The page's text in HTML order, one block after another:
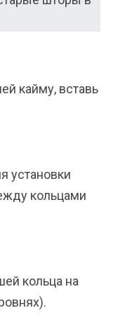
кайму, вставь
установки
кольцами
кольца на